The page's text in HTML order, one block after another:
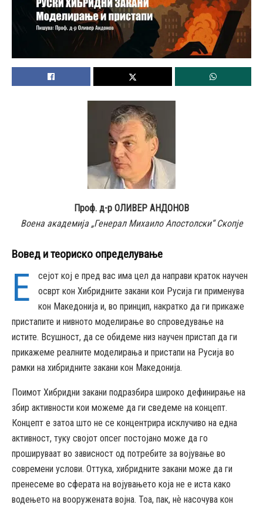
Проф. д-р ОЛИВЕР АНДОНОВ
Воена академија „Генерал Михаило Апостолски“ Скопје
Вовед и теориско определување
Е
сејот кој е пред вас има цел да направи краток научен
осврт кон Хибридните закани кои Русија ги применува
кон Македонија и, во принцип, накратко да ги прикаже
пристапите и нивното моделирање во спроведување на
истите. Всушност, да се обидеме низ научен пристап да ги
прикажеме реалните моделирања и пристапи на Русија во
рамки на хибридните закани кон Македонија.
Поимот Хибридни закани подразбира широко дефинирање на
збир активности кои можеме да ги сведеме на концепт.
Концепт е затоа што не се концентрира исклучиво на една
активност, туку својот опсег постојано може да го
прошируваат во зависност од потребите за војување во
современи услови. Оттука, хибридните закани може да ги
пренесеме во сферата на војувањето која не е иста како
водењето на вооружената војна. Тоа, пак, нѐ насочува кон